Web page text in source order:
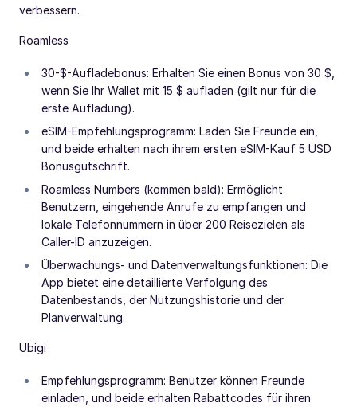
verbessern.
Roamless
30-$-Aufladebonus: Erhalten Sie einen Bonus von 30 $,
wenn Sie Ihr Wallet mit 15 $ aufladen (gilt nur für die
erste Aufladung).
eSIM-Empfehlungsprogramm: Laden Sie Freunde ein,
und beide erhalten nach ihrem ersten eSIM-Kauf 5 USD
Bonusgutschrift.
Roamless Numbers (kommen bald): Ermöglicht
Benutzern, eingehende Anrufe zu empfangen und
lokale Telefonnummern in über 200 Reisezielen als
Caller-ID anzuzeigen.
Überwachungs- und Datenverwaltungsfunktionen: Die
App bietet eine detaillierte Verfolgung des
Datenbestands, der Nutzungshistorie und der
Planverwaltung.
Ubigi
Empfehlungsprogramm: Benutzer können Freunde
einladen, und beide erhalten Rabattcodes für ihren